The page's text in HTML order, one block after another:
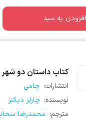
افزودن به سبد
کتاب داستان دو شهر
انتشارات: جامی
نویسنده: چارلز دیکنز
مترجم: محمدرضا